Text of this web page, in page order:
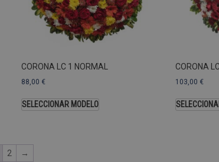
CORONA LC 1 NORMAL
88,00 €
SELECCIONAR MODELO
CORONA
103,00 €
2 →
Vencimiento